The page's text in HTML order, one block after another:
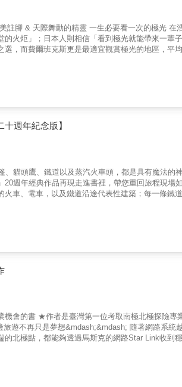
註腳 & 天際舞動的精靈 一生必要看一次的極光
火炬」；日本人則相信「看到極光就能帶來一輩
選，而費爾班克斯更是最適宜觀賞極光的地區，平
台灣最權威的極光獵人，帶團逾百次，許多人都
模一樣。」作者為了捕捉瞬息萬變的極光，從早期
一一被捕入鏡，累積了滿滿的大自然奧妙。 書中
極光專業嚮導，三十年經驗大公開。 ★破萬張極
十週年紀念版】
、貓頭鷹、鐵道以及蒸汽火車頭，都是具有魔法
週年經典作品再現走進書裡，帶您重回旅程現場
車、電車，以及鐵道沿途代表性建築；每一條鐵
的藝術美。北海道極具科幻味的先進列車「特級北
璃天窗的朱庇利地鐵⋯⋯每一站都有令人欣喜的邂
十分豐富。是令人賞心悅目的「散步文學」寫作。
機會的書 ★作者是臺灣第一位考取南極北極探險
的北極點，都能夠透過馬斯克的網路Star Link收到
導遊，迄今已累積60次去南極、北極任職探險船導
。 & 為什麼要到郵輪上工作&mdash;&mdash;探險
國際郵輪旅客(CLIA)的統計：美國人第一，華人第